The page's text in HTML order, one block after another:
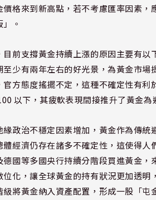
價格來到新高點，若不考慮匯率因素
。
目前支撐黃金持續上漲的原因主要有
至少有兩年左右的好光景，為黃金市
官方態度搖擺不定，這種不確定性有
以下，其疲軟表現間接推升了黃金為
緣政治不穩定因素增加，黃金作為傳
體經濟仍存在諸多不確定性，這使得
德國等多國央行持續分階段買進黃金
位化，讓全球黃金的持有狀況更加透
級將黃金納入資產配置，形成一股「屯